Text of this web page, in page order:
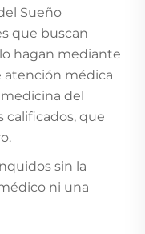
Sueño
que buscan
hagan mediante
atención médica
del
calificados, que
sin la
ni una